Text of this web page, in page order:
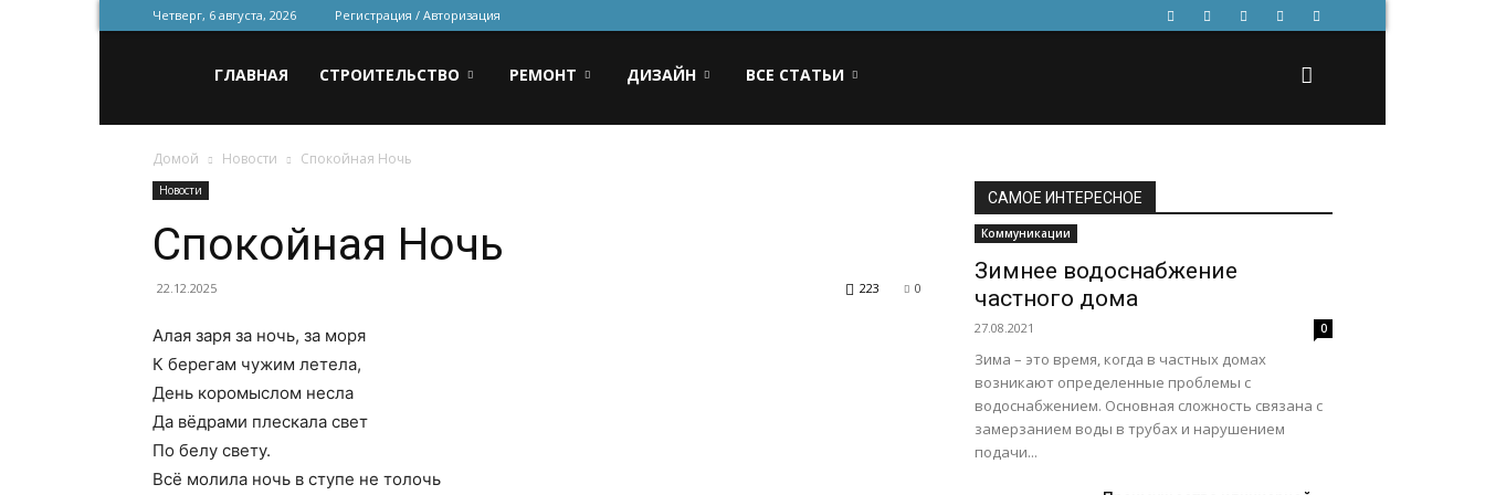
Четверг, 6 августа, 2026 Регистрация / Авторизация
для
строительства
и
ремонта
ГЛАВНАЯ СТРОИТЕЛЬСТВО РЕМОНТ ДИЗАЙН ВСЕ СТАТЬИ
Домой Новости Спокойная Ночь
Новости
Спокойная Ночь
22.12.2025 0
223
Алая заря за ночь, за моря
К берегам чужим летела,
День коромыслом несла
Да вёдрами плескала свет
По белу свету.
Всё молила ночь в ступе не толочь
САМОЕ ИНТЕРЕСНОЕ
Коммуникации
Зимнее водоснабжение
частного дома
27.08.2021 0
Зима – это время, когда в частных домах
возникают определенные проблемы с
водоснабжением. Основная сложность связана с
замерзанием воды в трубах и нарушением
подачи...